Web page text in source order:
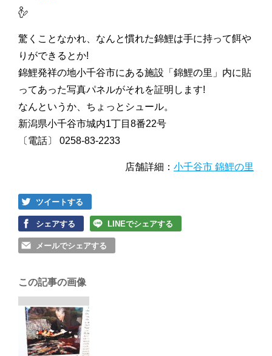
驚くことなかれ、なんと慣れた錦鯉は手に持って餌や
りができるとか!
錦鯉発祥の地小千谷市にある施設「錦鯉の里」内に貼
ってあった写真パネルがそれを証明します!
なんというか、ちょっとシュール。
新潟県小千谷市城内1丁目8番22号
〔電話〕 0258-83-2233
店舗詳細： 小千谷市 錦鯉の里
ツイートする
シェアする LINEでシェアする
メールでシェアする
この記事の画像